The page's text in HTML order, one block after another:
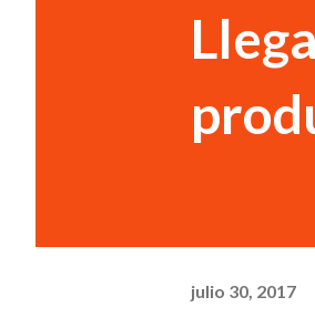
julio 30, 2017